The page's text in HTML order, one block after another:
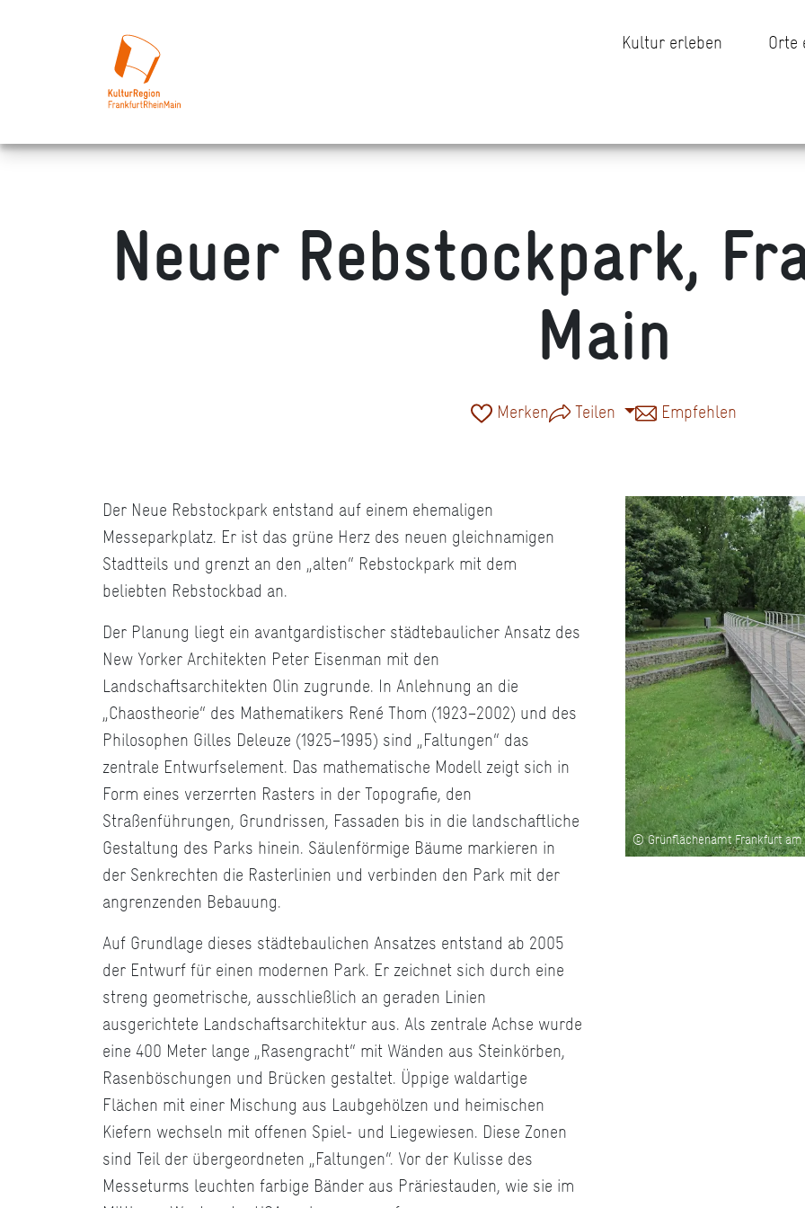
Kultur erleben Orte
Neuer Rebstockpark,
Main
Merken Teilen Empfehlen
Der Neue Rebstockpark entstand auf einem ehemaligen
Messeparkplatz. Er ist das grüne Herz des neuen gleichnamigen
Stadtteils und grenzt an den „alten“ Rebstockpark mit dem
beliebten Rebstockbad an.
Der Planung liegt ein avantgardistischer städtebaulicher Ansatz des
New Yorker Architekten Peter Eisenman mit den
Landschaftsarchitekten Olin zugrunde. In Anlehnung an die
„Chaostheorie“ des Mathematikers René Thom (1923−2002) und des
Philosophen Gilles Deleuze (1925−1995) sind „Faltungen“ das
zentrale Entwurfselement. Das mathematische Modell zeigt sich in
Form eines verzerrten Rasters in der Topografie, den
Straßenführungen, Grundrissen, Fassaden bis in die landschaftliche
Gestaltung des Parks hinein. Säulenförmige Bäume markieren in
der Senkrechten die Rasterlinien und verbinden den Park mit der
angrenzenden Bebauung.
Auf Grundlage dieses städtebaulichen Ansatzes entstand ab 2005
der Entwurf für einen modernen Park. Er zeichnet sich durch eine
streng geometrische, ausschließlich an geraden Linien
ausgerichtete Landschaftsarchitektur aus. Als zentrale Achse wurde
eine 400 Meter lange „Rasengracht“ mit Wänden aus Steinkörben,
Rasenböschungen und Brücken gestaltet. Üppige waldartige
Flächen mit einer Mischung aus Laubgehölzen und heimischen
Kiefern wechseln mit offenen Spiel- und Liegewiesen. Diese Zonen
sind Teil der übergeordneten „Faltungen“. Vor der Kulisse des
Messeturms leuchten farbige Bänder aus Präriestauden, wie sie im
© Grünflächenamt Frankfurt am